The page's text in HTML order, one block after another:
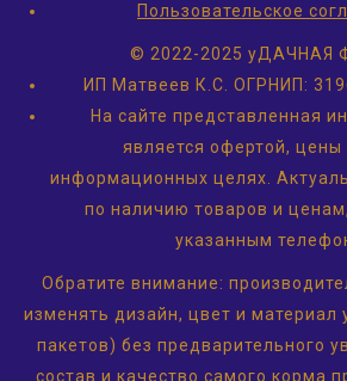
Пользовательское
© 2022-2025 уДАЧНАЯ
ИП Матвеев К.С. ОГРНИП:
На сайте представленная
является офертой, цены
информационных целях.
по наличию товаров и
указанным
Обратите внимание:
изменять дизайн, цвет и материал
пакетов) без предварительного
состав и качество самого корма